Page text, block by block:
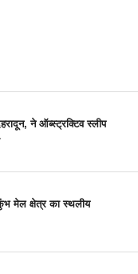
ने ऑब्स्ट्रक्टिव स्लीप
मेल क्षेत्र का स्थलीय